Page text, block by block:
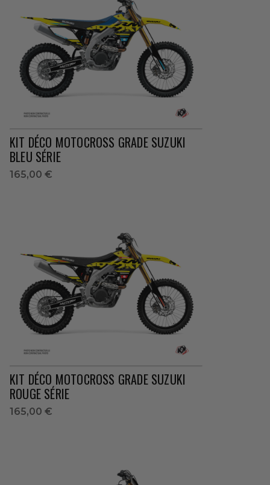
KIT DÉCO MOTOCROSS GRADE SUZUKI
BLEU SÉRIE
165,00 €
KIT DÉCO MOTOCROSS GRADE SUZUKI
ROUGE SÉRIE
165,00 €